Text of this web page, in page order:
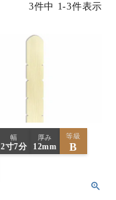
3件中 1-3件表示
幅
2寸7分
厚み
12mm
等級
B